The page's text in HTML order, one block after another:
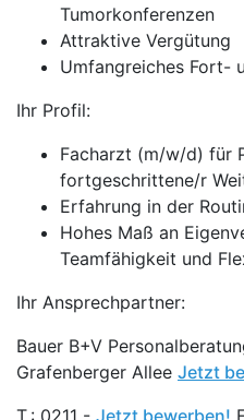
Tumorkonferenzen
Attraktive Vergütung
Umfangreiches Fort-
Ihr Profil:
Facharzt (m/w/d) für
fortgeschrittene/r
Erfahrung in der
Hohes Maß an
Teamfähigkeit und
Ihr Ansprechpartner:
Bauer B+V
Grafenberger Allee Jetzt
T.: 0211 - Jetzt bewerben!